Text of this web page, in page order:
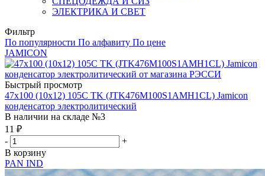
ЭЛЕКТРИКА И СВЕТ
Фильтр
По популярности По алфавиту По цене
JAMICON
Быстрый просмотр
47х100 (10х12) 105С TK (JTK476M100S1AMH1CL) Jamicon
конденсатор электролитический
В наличии на складе №3
11 ₽
-
+
В корзину
PAN IND